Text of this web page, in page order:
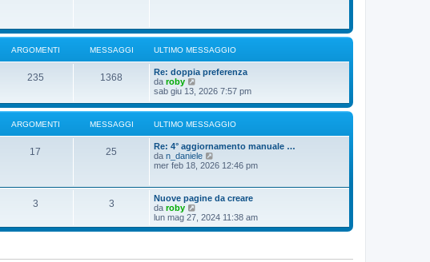
i
s
s
a
i
o
m
m
e
s
a
g
i
o
ARGOMENTI MESSAGGI ULTIMO MESSAGGIO
235 1368
Re: doppia preferenza
da roby
e
i
l
t
i
m
o
e
s
s
a
g
g
sab giu 13, 2026 7:57 pm
ARGOMENTI MESSAGGI ULTIMO MESSAGGIO
17 25
Re: 4° aggiornamento manuale …
da n_daniele
e
u
l
t
i
m
mer feb 18, 2026 12:46 pm
3 3
Nuove pagine da creare
da roby
e
d
lun mag 27, 2024 11:38 am